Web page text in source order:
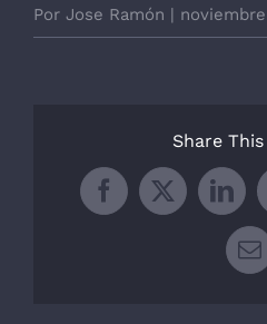
Por Jose Ramón |
Share
Facebook
X